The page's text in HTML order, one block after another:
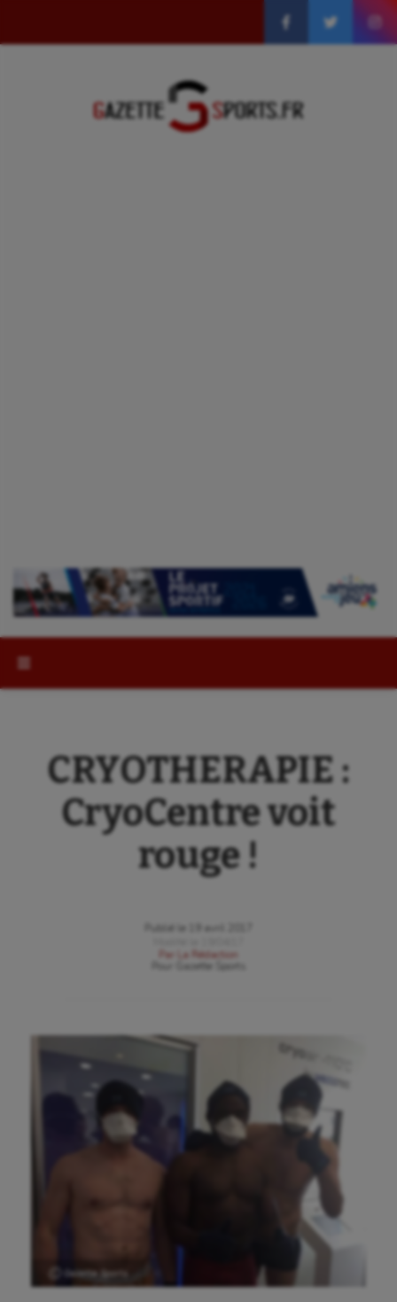
CRYOTHERAPIE :
CryoCentre voit
rouge !
Publié le
19 avril 2017
Par
La Rédaction
Gazette Sports
Ⓒ Gazette Sports